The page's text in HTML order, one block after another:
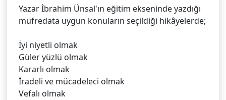
Yazar İbrahim Ünsal'ın eğitim ekseninde yazdığı
müfredata uygun konuların seçildiği hikâyelerde;
İyi niyetli olmak
Güler yüzlü olmak
Kararlı olmak
İradeli ve mücadeleci olmak
Vefalı olmak